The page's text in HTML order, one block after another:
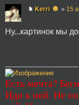
Kerri ☻ » 15
Ну...картинок мы
Есть мечта?
Иди к ней. Не